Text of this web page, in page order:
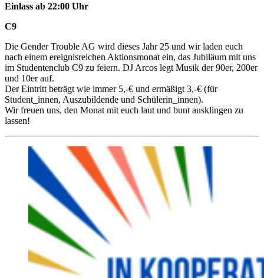
Einlass ab 22:00 Uhr
C9
Die Gender Trouble AG wird dieses Jahr 25 und wir laden euch
nach einem ereignisreichen Aktionsmonat ein, das Jubiläum mit uns
im Studentenclub C9 zu feiern. DJ Arcos legt Musik der 90er, 200er
und 10er auf.
Der Eintritt beträgt wie immer 5,-€ und ermäßigt 3,-€ (für
Student_innen, Auszubildende und Schülerin_innen).
Wir freuen uns, den Monat mit euch laut und bunt ausklingen zu
lassen!